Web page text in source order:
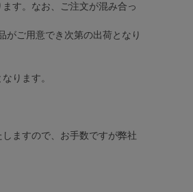
す。なお、ご注文が混み合っ
がご用意でき次第の出荷となり
ります。
ますので、お手数ですが弊社